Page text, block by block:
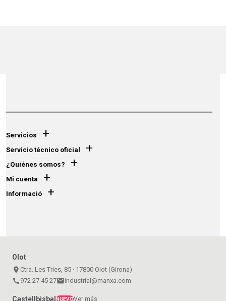
Servicios +
Servicio técnico oficial +
¿Quiénes somos? +
Mi cuenta +
Informació +
Olot
place Ctra. Les Tries, 85 · 17800 Olot (Girona)
call 972 27 45 27emailindustrial@manxa.com
CastellbisbalNUEVOVer más